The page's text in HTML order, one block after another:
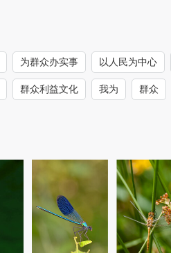
为群众办实事 以人民为中心
群众利益文化 我为 群众